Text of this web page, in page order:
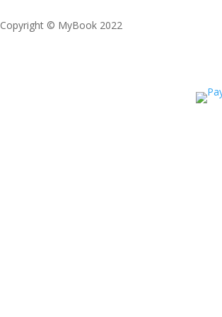
Copyright © MyBook 2022